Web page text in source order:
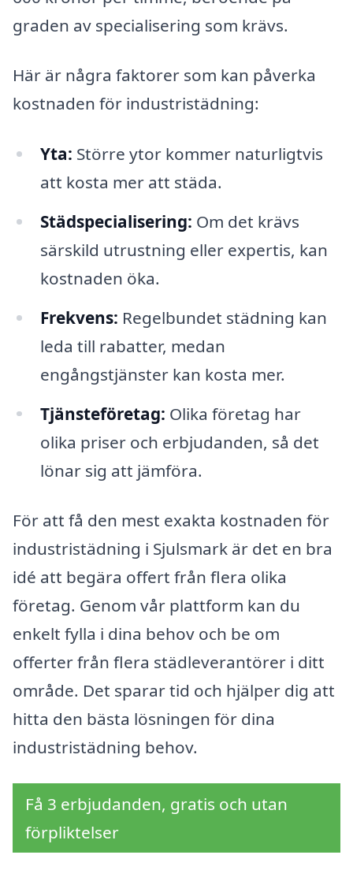
graden av specialisering som krävs.
Här är några faktorer som kan påverka
kostnaden för industristädning:
Yta: Större ytor kommer naturligtvis
att kosta mer att städa.
Städspecialisering: Om det krävs
särskild utrustning eller expertis, kan
kostnaden öka.
Frekvens: Regelbundet städning kan
leda till rabatter, medan
engångstjänster kan kosta mer.
Tjänsteföretag: Olika företag har
olika priser och erbjudanden, så det
lönar sig att jämföra.
För att få den mest exakta kostnaden för
industristädning i Sjulsmark är det en bra
idé att begära offert från flera olika
företag. Genom vår plattform kan du
enkelt fylla i dina behov och be om
offerter från flera städleverantörer i ditt
område. Det sparar tid och hjälper dig att
hitta den bästa lösningen för dina
industristädning behov.
Få 3 erbjudanden, gratis och utan
förpliktelser